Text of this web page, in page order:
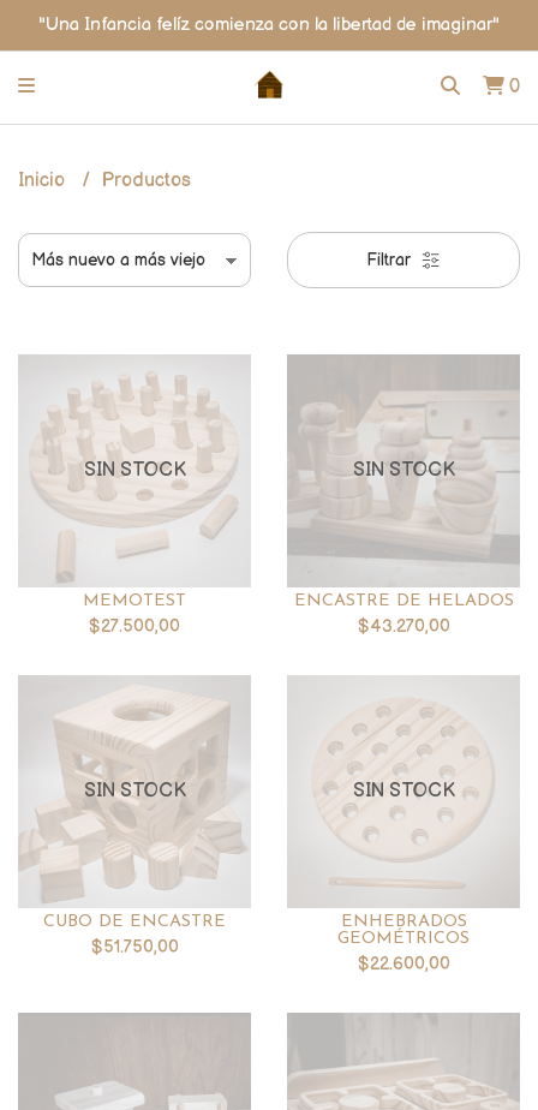
"Una Infancia felíz comienza con la libertad de imaginar"
0
Inicio Productos
Filtrar
SIN STOCK
MEMOTEST
$27.500,00
SIN STOCK
ENCASTRE DE HELADOS
$43.270,00
SIN STOCK
CUBO DE ENCASTRE
$51.750,00
SIN STOCK
ENHEBRADOS
GEOMÉTRICOS
$22.600,00